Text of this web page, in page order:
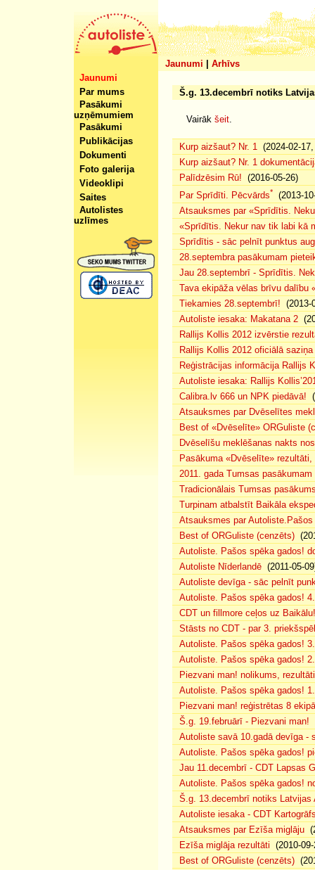
Jaunumi
Arhīvs
Jaunumi
Par mums
Pasākumi
uzņēmumiem
Pasākumi
Publikācijas
Dokumenti
Foto galerija
Videoklipi
Saites
Autolistes
uzlīmes
Š.g. 13.decembrī notiks
Vairāk šeit.
Kurp aizšaut? Nr. 1 (2024-02-
Kurp aizšaut? Nr. 1
Palīdzēsim Rū! (2016-05-26)
Par Sprīdīti. Pēcvārds*
(2013-
Atsauksmes par «Sprīdītis.
«Sprīdītis. Nekur nav tik labi kā
Sprīdītis - sāc pelnīt punktus
28.septembra pasākumam
Jau 28.septembrī - Sprīdītis.
Tava ekipāža vēlas brīvu dalību
Tiekamies 28.septembrī! (2013-
Autoliste iesaka: Makatana 2
Rallijs Kollis 2012 izvērstie
Rallijs Kollis 2012 oficiālā saziņa
Reģistrācijas informācija Rallijs
Autoliste iesaka: Rallijs
Calibra.lv 666 un NPK piedāvā!
Atsauksmes par Dvēselītes
Best of «Dvēselīte» ORGuliste
Dvēselīšu meklēšanas nakts
Pasākuma «Dvēselīte»
2011. gada Tumsas
Tradicionālais Tumsas
Turpinam atbalstīt Baikāla
Atsauksmes par
Best of ORGuliste (cenzēts)
Autoliste. Pašos spēka gados!
Autoliste Nīderlandē (2011-05-
Autoliste devīga - sāc pelnīt
Autoliste. Pašos spēka gados!
CDT un fillmore ceļos uz Baikālu!
Stāsts no CDT - par 3.
Autoliste. Pašos spēka gados!
Autoliste. Pašos spēka gados!
Piezvani man! nolikums,
Autoliste. Pašos spēka gados!
Piezvani man! reģistrētas 8
Š.g. 19.februārī - Piezvani man!
Autoliste savā 10.gadā devīga -
Autoliste. Pašos spēka gados!
Jau 11.decembrī - CDT Lapsas
Autoliste. Pašos spēka gados!
Š.g. 13.decembrī notiks Latvijas
Autoliste iesaka - CDT
Atsauksmes par Ezīša miglāju
Ezīša miglāja rezultāti (2010-
Best of ORGuliste (cenzēts)